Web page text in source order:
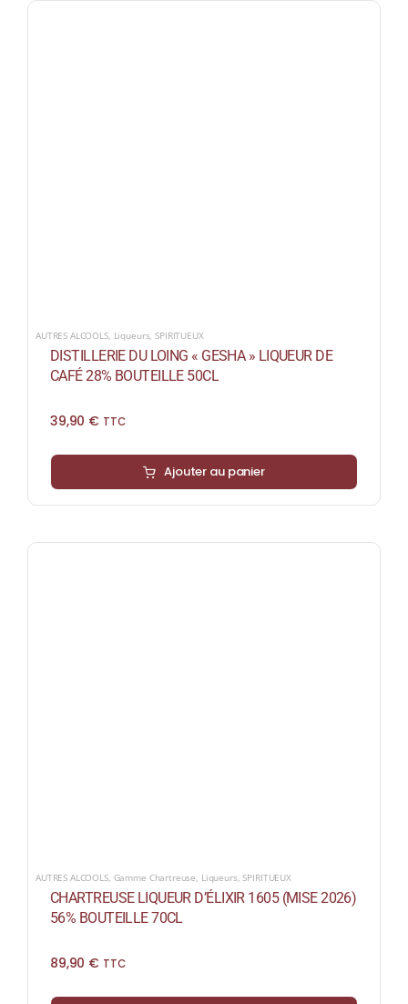
AUTRES ALCOOLS, Liqueurs,SPIRITUEUX
DISTILLERIE DU LOING « GESHA » LIQUEUR DE
CAFÉ 28% BOUTEILLE 50CL
39,90 € TTC
Ajouter au panier
AUTRES ALCOOLS, Gamme Chartreuse, Liqueurs,SPIRITUEUX
CHARTREUSE LIQUEUR D’ÉLIXIR 1605 (MISE 2026)
56% BOUTEILLE 70CL
89,90 € TTC